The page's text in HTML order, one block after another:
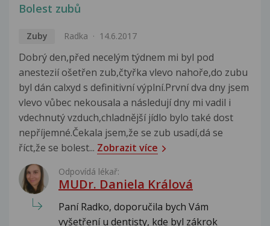
Bolest zubů
Zuby Radka 14.6.2017
Dobrý den,před necelým týdnem mi byl pod
anestezií ošetřen zub,čtyřka vlevo nahoře,do zubu
byl dán calxyd s definitivní výplní.První dva dny jsem
vlevo vůbec nekousala a následují dny mi vadil i
vdechnutý vzduch,chladnější jídlo bylo také dost
nepříjemné.Čekala jsem,že se zub usadí,dá se
říct,že se bolest... Zobrazit více
Odpovídá lékař:
MUDr. Daniela Králová
Paní Radko, doporučila bych Vám
vyšetření u dentisty, kde byl zákrok